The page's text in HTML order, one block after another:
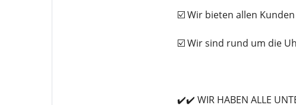
☑️ Wir bieten allen Kunden
☑️ Wir sind rund um die
✔️✔️ WIR HABEN ALLE